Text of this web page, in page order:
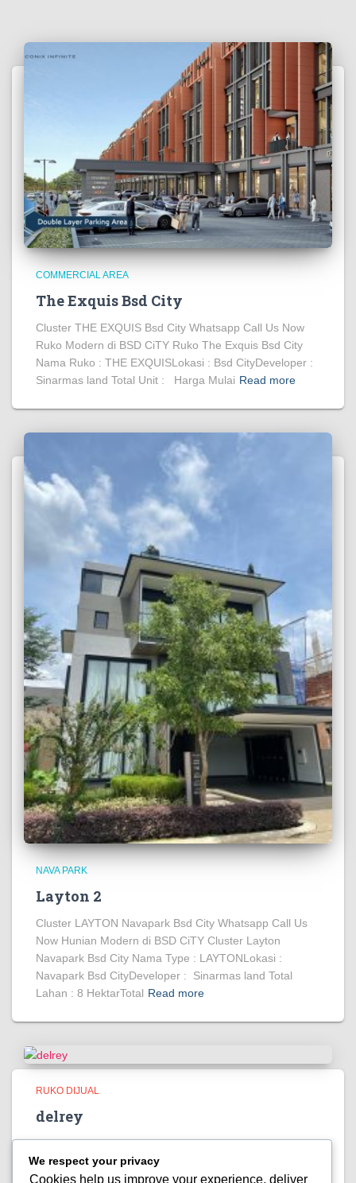
COMMERCIAL AREA
The Exquis Bsd City
Cluster THE EXQUIS Bsd City Whatsapp Call Us Now
Ruko Modern di BSD CiTY Ruko The Exquis Bsd City
Nama Ruko : THE EXQUISLokasi : Bsd CityDeveloper :
Sinarmas land Total Unit : Harga Mulai Read more
NAVA PARK
Layton 2
Cluster LAYTON Navapark Bsd City Whatsapp Call Us
Now Hunian Modern di BSD CiTY Cluster Layton
Navapark Bsd City Nama Type : LAYTONLokasi :
Navapark Bsd CityDeveloper : Sinarmas land Total
Lahan : 8 HektarTotal Read more
RUKO DIJUAL
delrey
Welcome to DELREYBUSINESS TOWNHOUSE BSD
CITY Whatsapp Call Us Now Hunian Modern di BSD
CUTY DELREY BIZTOWN Nama Cluster : DELREY
We respect your privacy
Cookies help us improve your experience, deliver